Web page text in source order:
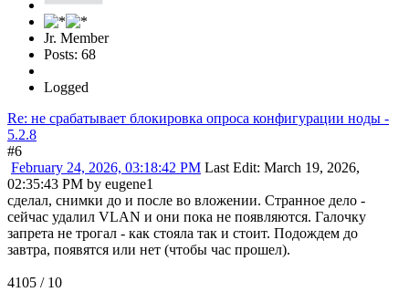
Jr. Member
Posts: 68
Logged
Re: не срабатывает блокировка опроса конфигурации ноды -
5.2.8
#6
February 24, 2026, 03:18:42 PM Last Edit: March 19, 2026,
02:35:43 PM by eugene1
сделал, снимки до и после во вложении. Странное дело -
сейчас удалил VLAN и они пока не появляются. Галочку
запрета не трогал - как стояла так и стоит. Подождем до
завтра, появятся или нет (чтобы час прошел).
4105 / 10